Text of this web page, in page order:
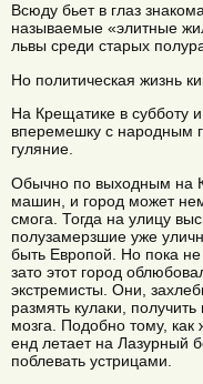
Всюду бьет в глаз
называемые «элитные
львы среди старых
Но политическая жизнь
На Крещатике в субботу
вперемешку с народным
гуляние.
Обычно по выходным на
машин, и город может
смога. Тогда на улицу
полузамерзшие уже
быть Европой. Но пока
зато этот город
экстремисты. Они,
размять кулаки,
мозга. Подобно тому,
енд летает на Лазурный
поблевать устрицами.